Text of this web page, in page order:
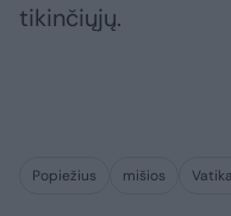
tikinčiųjų.
Popiežius mišios